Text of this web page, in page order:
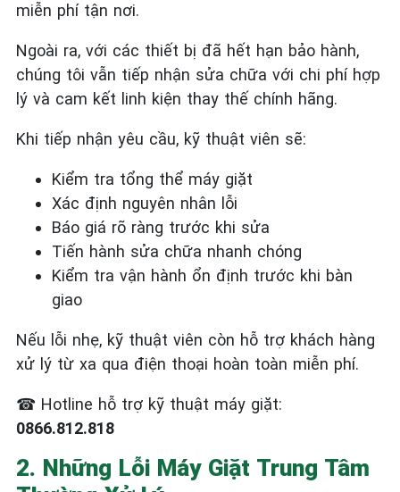
miễn phí tận nơi.
Ngoài ra, với các thiết bị đã hết hạn bảo hành,
chúng tôi vẫn tiếp nhận sửa chữa với chi phí hợp
lý và cam kết linh kiện thay thế chính hãng.
Khi tiếp nhận yêu cầu, kỹ thuật viên sẽ:
Kiểm tra tổng thể máy giặt
Xác định nguyên nhân lỗi
Báo giá rõ ràng trước khi sửa
Tiến hành sửa chữa nhanh chóng
Kiểm tra vận hành ổn định trước khi bàn
giao
Nếu lỗi nhẹ, kỹ thuật viên còn hỗ trợ khách hàng
xử lý từ xa qua điện thoại hoàn toàn miễn phí.
☎ Hotline hỗ trợ kỹ thuật máy giặt:
0866.812.818
2. Những Lỗi Máy Giặt Trung Tâm